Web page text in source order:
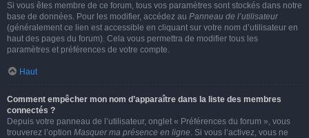
Si vous êtes membre de ce forum, tous vos paramètres sont stockés dans notre
base de données. Pour les modifier, accédez au Panneau de l’utilisateur
(généralement ce lien est accessible en cliquant sur votre nom d’utilisateur en
haut des pages du forum). Cela vous permettra de modifier tous les
paramètres et préférences de votre compte.
Haut
Comment empêcher mon nom d’apparaître dans la liste des membres
connectés ?
Depuis votre panneau de l’utilisateur, onglet « Préférences du forum », vous
trouverez l’option Masquer ma présence en ligne. Si vous l’activez, vous ne